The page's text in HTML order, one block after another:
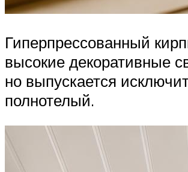
Гиперпрессованный
высокие декоративные
но выпускается
полнотелый.